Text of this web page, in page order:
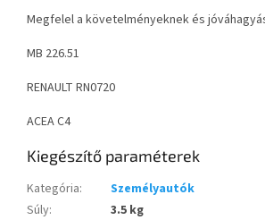
Megfelel a követelményeknek és
MB 226.51
RENAULT RN0720
ACEA C4
Kiegészítő paraméterek
Kategória:
Személyautók
Súly:
3.5 kg